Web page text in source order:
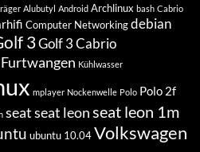
Alubutyl Android Archlinux bash Cabrio
Computer Networkingdebian
3Golf 3 Cabrio
Kühlwasser
mplayer Nockenwelle Polo Polo 2f
seatseat leonseat leon 1m
ubuntu 10.04Volkswagen